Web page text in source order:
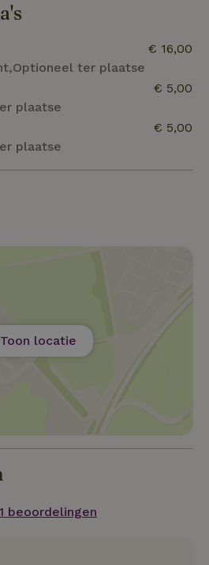
ter plaatse
€ 16,00
plaatse
€ 5,00
plaatse
€ 5,00
Toon locatie
beoordelingen